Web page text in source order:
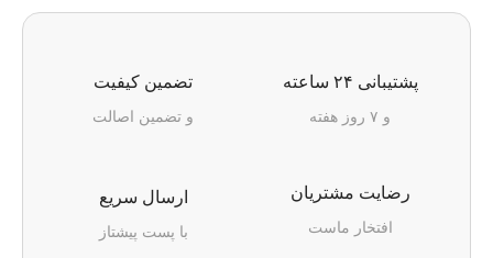
پشتیبانی ۲۴ ساعته
و ۷ روز هفته
تضمین کیفیت
و تضمین اصالت
رضایت مشتریان
افتخار ماست
ارسال سریع
با پست پیشتاز